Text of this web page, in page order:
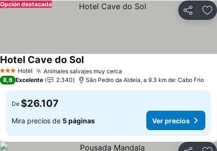
Compartir
Opción destacada
3 Estrellas
Hotel Animales salvajes muy cerca
Hotel Cave do SolVer precios
8,6 Excelente 2.340 São Pedro da Aldeia, a 9.3 km de: Cabo Frio
De $26.107
Mira precios de 5 páginas Ver precios